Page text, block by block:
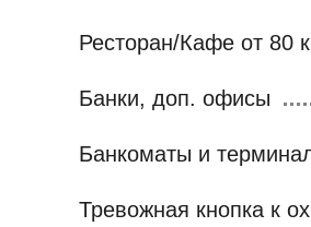
Ресторан/Кафе от 80
Банки, доп. офисы
Банкоматы и
Тревожная кнопка к